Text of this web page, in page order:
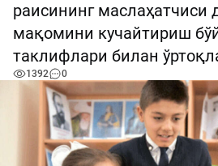
раисининг маслаҳатчиси
мақомини кучайтириш
таклифлари билан
1392 0